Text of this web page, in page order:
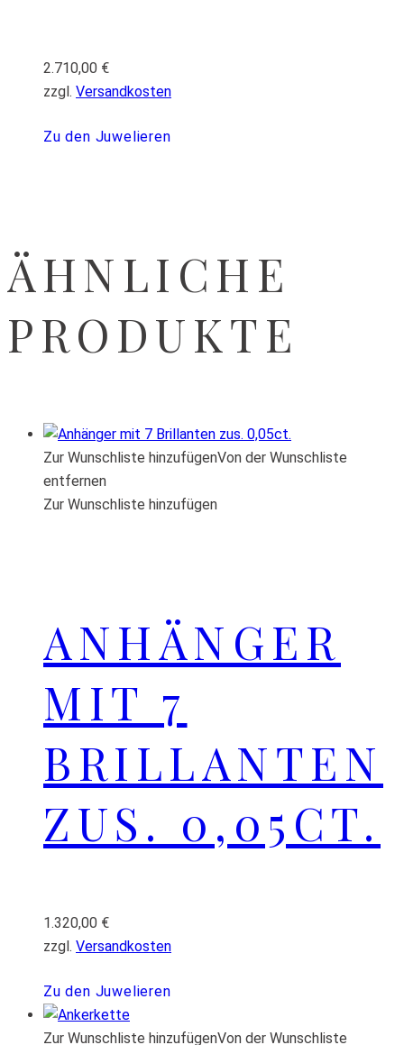
2.710,00 €
zzgl. Versandkosten
Zu den Juwelieren
ÄHNLICHE
PRODUKTE
Zur Wunschliste hinzufügenVon der Wunschliste
entfernen
Zur Wunschliste hinzufügen
ANHÄNGER
MIT 7
BRILLANTEN
ZUS. 0,05CT.
1.320,00 €
zzgl. Versandkosten
Zu den Juwelieren
Zur Wunschliste hinzufügenVon der Wunschliste